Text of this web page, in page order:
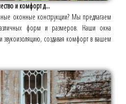
и комфорт д...
оконные конструкции? Мы предлагаем
форм и размеров. Наши окна
звукоизоляцию, создавая комфорт в вашем